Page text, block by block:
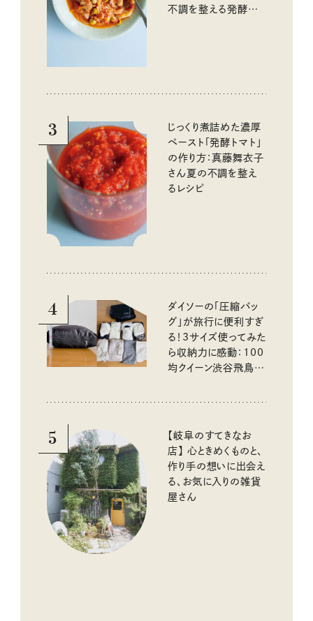
不調を整える発酵レ
3
じっくり煮詰めた濃厚
ペースト「発酵トマト」
の作り方：真藤舞衣子
さん夏の不調を整え
るレシピ
4
ダイソーの「圧縮バッ
グ」が旅行に便利すぎ
る！3サイズ使ってみた
ら収納力に感動：100
均クイーン渋谷飛鳥の
5
【岐阜のすてきなお
店】 心ときめくものと、
作り手の想いに出会え
る、お気に入りの雑貨
屋さん